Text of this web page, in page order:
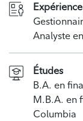
Analyste
Études
B.A. en
M.B.A. en
Columbia